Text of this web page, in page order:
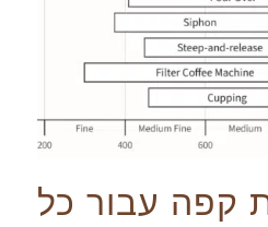
קפה עבור כל